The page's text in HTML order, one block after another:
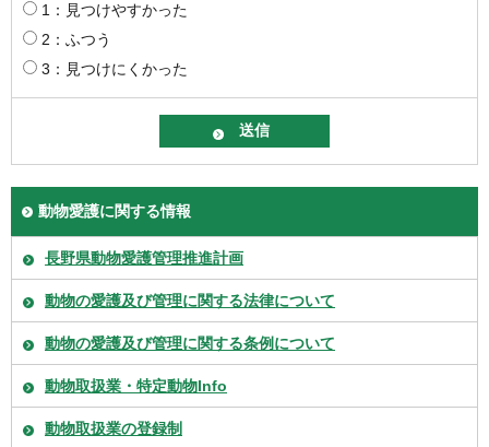
1：見つけやすかった
2：ふつう
3：見つけにくかった
動物愛護に関する情報
長野県動物愛護管理推進計画
動物の愛護及び管理に関する法律について
動物の愛護及び管理に関する条例について
動物取扱業・特定動物Info
動物取扱業の登録制